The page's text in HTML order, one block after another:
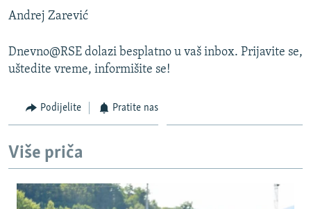
Andrej Zarević
Dnevno@RSE dolazi besplatno u vaš inbox. Prijavite se,
uštedite vreme, informišite se!
Podijelite Pratite nas
Više priča